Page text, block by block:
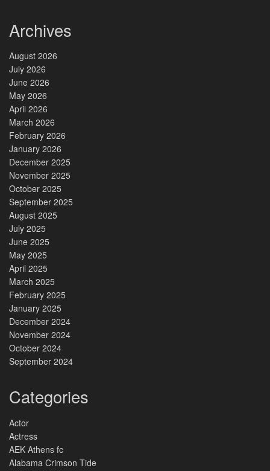
Archives
August 2026
July 2026
June 2026
May 2026
April 2026
March 2026
February 2026
January 2026
December 2025
November 2025
October 2025
September 2025
August 2025
July 2025
June 2025
May 2025
April 2025
March 2025
February 2025
January 2025
December 2024
November 2024
October 2024
September 2024
Categories
Actor
Actress
AEK Athens fc
Alabama Crimson Tide